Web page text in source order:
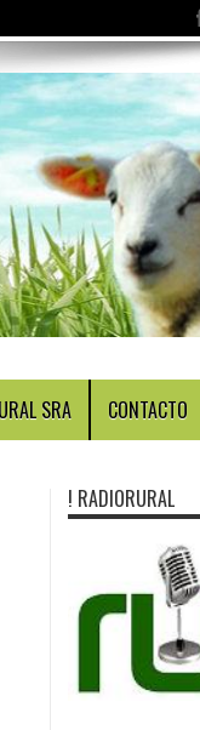
SRA CONTACTO
! RADIORURAL